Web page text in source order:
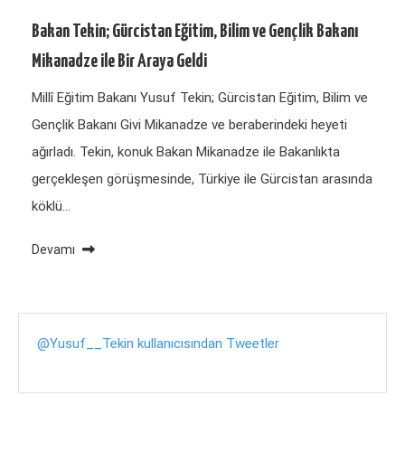
Bakan Tekin; Gürcistan Eğitim, Bilim ve Gençlik Bakanı
Mikanadze ile Bir Araya Geldi
Millî Eğitim Bakanı Yusuf Tekin; Gürcistan Eğitim, Bilim ve
Gençlik Bakanı Givi Mikanadze ve beraberindeki heyeti
ağırladı. Tekin, konuk Bakan Mikanadze ile Bakanlıkta
gerçekleşen görüşmesinde, Türkiye ile Gürcistan arasında
köklü…
Devamı
@Yusuf__Tekin kullanıcısından Tweetler